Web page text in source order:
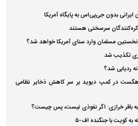
ایرانی بدون جی‌پی‌اس به پایگاه آمریکا
سرسختی هستند
مسلمان وارد سنای آمریکا خواهد شد؟
تکذیب شد
ردیابی شد؟
در کمپ دیوید بر سر کاهش ذخایر نظامی
به باقر خرازی: اگر نفوذی نیست، پس چیست؟
به کویت با جنگنده اف-۵